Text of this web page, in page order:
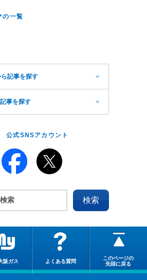
の一覧
記事を探す
事を探す
公式SNSアカウント
阪ガス よくある質問
このページの
先頭に戻る